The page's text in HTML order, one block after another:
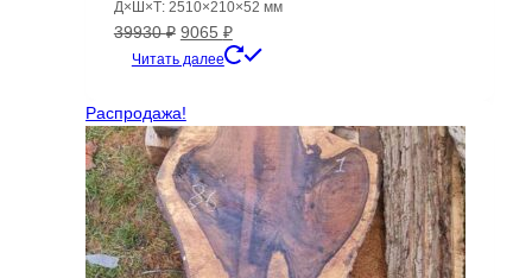
Д×Ш×Т: 2510×210×52 мм
39930₽ Первоначальная
цена
39930 ₽.
9065 ₽Текущая
цена:
Читать далее
Распродажа!